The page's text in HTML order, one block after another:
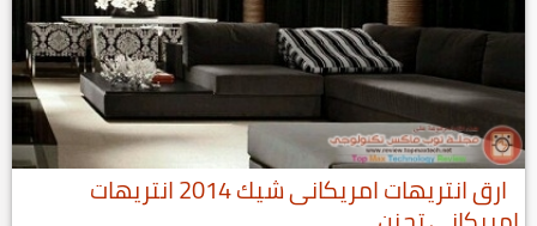
ارق انتريهات امريكانى شيك 2014 انتريهات